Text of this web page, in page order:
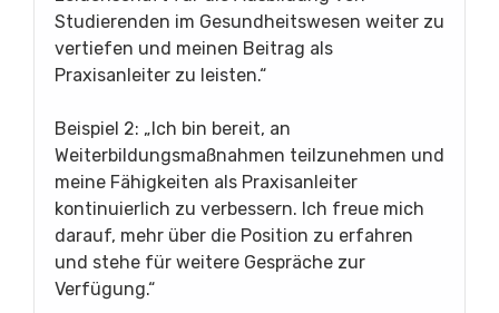
Studierenden im Gesundheitswesen weiter zu
vertiefen und meinen Beitrag als
Praxisanleiter zu leisten.“
Beispiel 2: „Ich bin bereit, an
Weiterbildungsmaßnahmen teilzunehmen und
meine Fähigkeiten als Praxisanleiter
kontinuierlich zu verbessern. Ich freue mich
darauf, mehr über die Position zu erfahren
und stehe für weitere Gespräche zur
Verfügung.“